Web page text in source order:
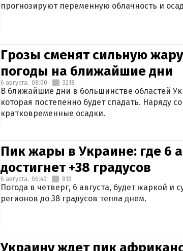
прогнозируют переменную облачность и
Грозы сменят сильную
погоды на ближайшие дни
6 августа, 08:00 3218
В ближайшие дни в большинстве областей
которая постепенно будет спадать. Наряду
кратковременные осадки.
Пик жары в Украине: где 6
достигнет +38 градусов
6 августа, 06:40 813
Погода в четверг, 6 августа, будет жаркой и
регионов до 38 градусов тепла днем.
Украину ждет пик